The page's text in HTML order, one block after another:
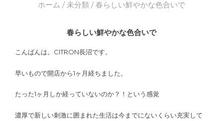
ホーム / 未分類 / 春らしい鮮やかな色合いで
春らしい鮮やかな色合いで
こんばんは。CITRON長沼です。
早いもので開店から1ヶ月経ちました。
たった1ヶ月しか経っていないのか？！という感覚
濃厚で新しい刺激に囲まれた生活は今までにないくらい充実して